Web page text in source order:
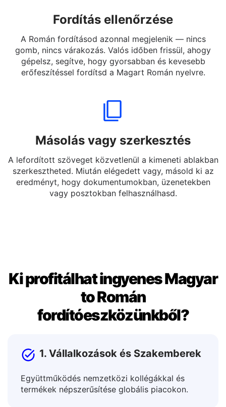
Fordítás ellenőrzése
A Román fordításod azonnal megjelenik — nincs
gomb, nincs várakozás. Valós időben frissül, ahogy
erőfeszítéssel fordítsd a Magart Román nyelvre.
Másolás vagy szerkesztés
A lefordított szöveget közvetlenül a kimeneti ablakban
szerkesztheted. Miután elégedett vagy, másold ki az
Ki profitálhat ingyenes Magyar
to Román
1. Vállalkozások és Szakemberek